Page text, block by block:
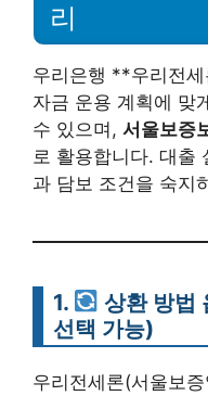
리
우리은행 **우리전
자금 운용 계획에 맞
수 있으며, 서울보증
로 활용합니다. 대출
과 담보 조건을 숙지
1. 상환 방법
선택 가능)
우리전세론(서울보